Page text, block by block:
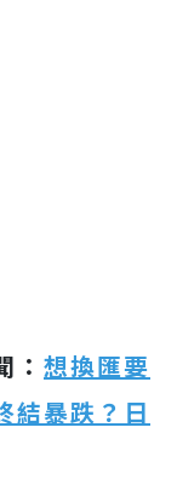
： 想換匯要
結暴跌？日